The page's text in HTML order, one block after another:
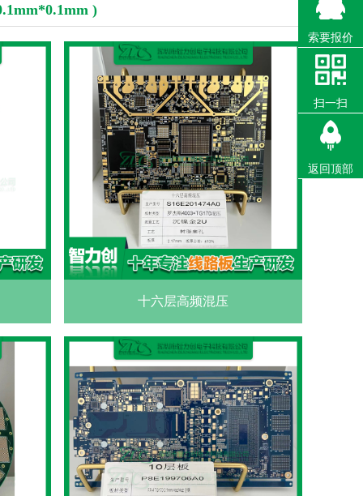
)
十六层高频混压
索要报价
扫一扫
返回顶部